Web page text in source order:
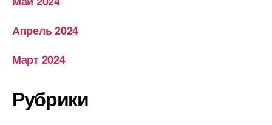
Апрель 2024
Март 2024
Рубрики